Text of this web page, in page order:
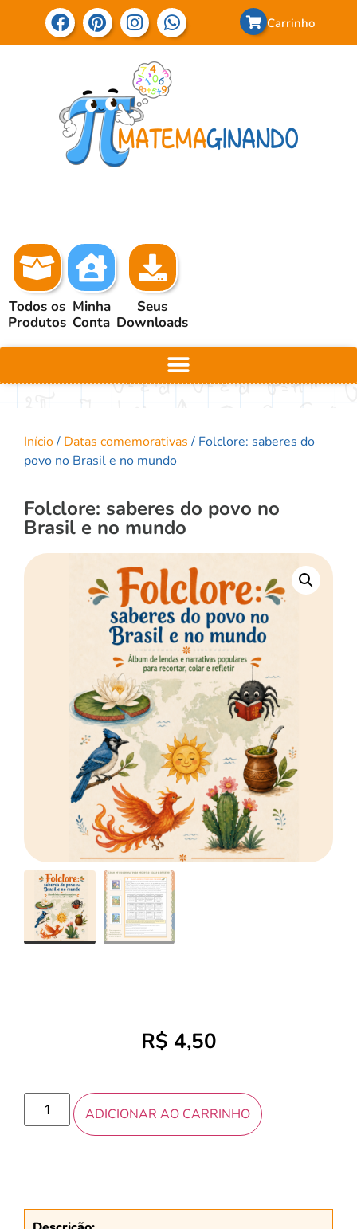
Carrinho
Todos os
Produtos
Minha
Conta
Seus
Downloads
Início/ Datas comemorativas / Folclore: saberes do
povo no Brasil e no mundo
Folclore: saberes do povo no
Brasil e no mundo
R$ 4,50
ADICIONAR AO CARRINHO